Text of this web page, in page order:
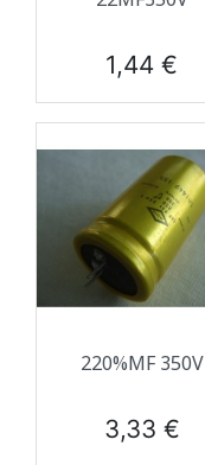
Prix
1,44 €
220%ΜF 350V
Prix
3,33 €